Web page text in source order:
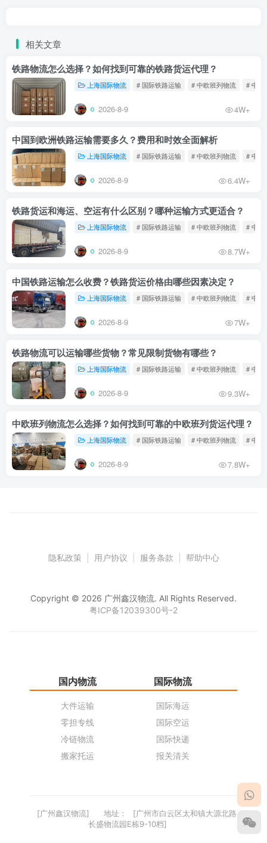
相关文章
铁路物流怎么选择？如何找到可靠的铁路货运代理？
上海国际物流 # 国际铁路运输 # 中欧班列物流 # 中欧
2026-8-9 4W+
中国到欧洲铁路运输需要多久？费用和时效全面解析
上海国际物流 # 国际铁路运输 # 中欧班列物流 # 中欧
2026-8-9 6.4W+
铁路货运和海运、空运有什么区别？哪种运输方式更适合？
上海国际物流 # 国际铁路运输 # 中欧班列物流 # 中欧
2026-8-9 8.7W+
中国铁路运输怎么收费？铁路货运价格由哪些因素决定？
上海国际物流 # 国际铁路运输 # 中欧班列物流 # 中欧
2026-8-9 7W+
铁路物流可以运输哪些货物？常见限制货物有哪些？
上海国际物流 # 国际铁路运输 # 中欧班列物流 # 中欧
2026-8-9 9.3W+
中欧班列物流怎么选择？如何找到可靠的中欧班列货运代理？
上海国际物流 # 国际铁路运输 # 中欧班列物流 # 中欧
2026-8-9 7.8W+
隐私政策 用户协议 服务条款 帮助中心
Copyright © 2026 广州鑫汉物流. All Rights Reserved.
粤ICP备12039300号-2
国内物流
大件运输
零担专线
冷链物流
搬家托运
国际物流
国际海运
国际空运
国际快递
报关清关
[广州鑫汉物流] 地址：
[广州市白云区太和镇大源北路
长盛物流园E栋9-10档]